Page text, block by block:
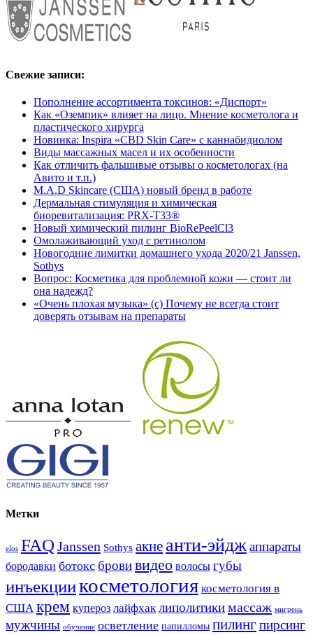
Свежие записи:
Пополнение ассортимента токсинов: «Диспорт»
Как «Оземпик» влияет на лицо. Мнение косметолога и
пластического хирурга
Новинка: Inspira «CBD Skin Care» с каннабидиолом
Виды массажных масел и их особенности
Как отличить фальшивые отзывы о косметологах (на
Авито и т.п.)
M.A.D Skincare (США) новый бренд в работе
Дермальная стимуляция и химическая
биоревитализация: PRX-T33®
Новый химический пилинг BioRePeelCl3
Омолаживающий уход с ретинолом
Новогодние лимитки домашнего ухода 2020/21 Janssen,
Sothys
Вопрос: Косметика для проблемной кожи — стоит ли
она надежд?
«Очень плохая музыка» (с) Почему не всегда стоит
доверять отзывам на препараты
Метки
elos FAQ Janssen Sothys акне анти-эйджаппараты
бородавки ботокс бровивидео волосы губы
инъекциикосметология косметология в
США крем купероз лайфхак липолитикимассаж мигрень
мужчины обучение осветление папилломы пилинг пирсинг